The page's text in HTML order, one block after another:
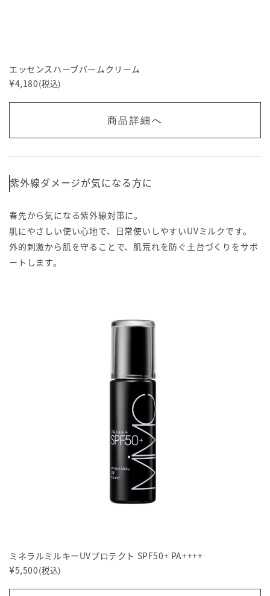
エッセンスハーブバームクリーム
¥4,180(税込)
商品詳細へ
紫外線ダメージが気になる方に
春先から気になる紫外線対策に。
肌にやさしい使い心地で、日常使いしやすいUVミルクです。
外的刺激から肌を守ることで、肌荒れを防ぐ土台づくりをサポ
ートします。
ミネラルミルキーUVプロテクト SPF50+ PA++++
¥5,500(税込)